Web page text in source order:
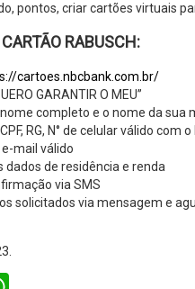
pontos, criar cartões virtuais
RABUSCH:
cartoes.nbcbank.com.br/
GARANTIR O MEU”
completo e o nome da sua
RG, N° de celular válido com o
mail válido
de residência e renda
via SMS
solicitados via mensagem e